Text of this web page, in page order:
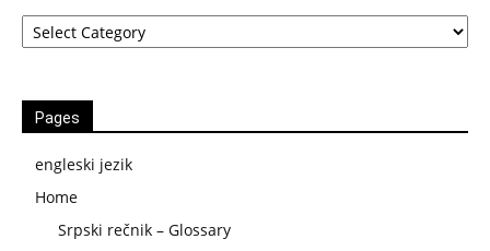
Kategorije
Pages
engleski jezik
Home
Srpski rečnik – Glossary